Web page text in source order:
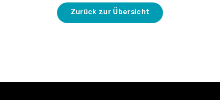
Zurück zur Übersicht